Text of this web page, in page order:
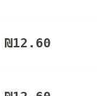
₪12.60